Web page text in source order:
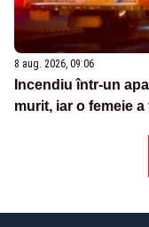
8 aug. 2026, 09:06
Incendiu într-un
murit, iar o femeie